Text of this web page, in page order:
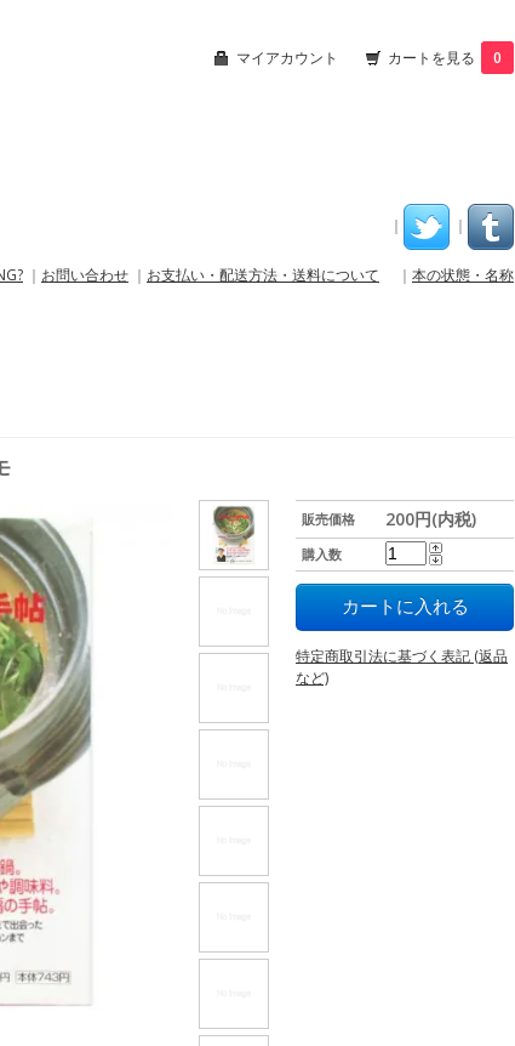
マイアカウント カートを見る 0
｜ ｜
｜ お問い合わせ ｜ お支払い・配送方法・送料について ｜ 本の状態・名称
販売価格 200円(内税)
購入数
特定商取引法に基づく表記 (返品
など)